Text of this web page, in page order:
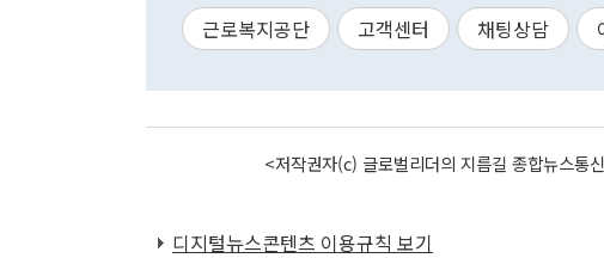
근로복지공단 고객센터 채팅상담
<저작권자(c) 글로벌리더의 지름길 종합뉴스
디지털뉴스콘텐츠 이용규칙 보기